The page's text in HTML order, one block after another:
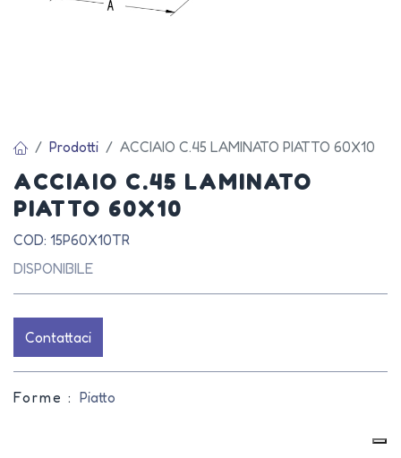
Prodotti ACCIAIO C.45 LAMINATO PIATTO 60X10
ACCIAIO C.45 LAMINATO
PIATTO 60X10
COD: 15P60X10TR
DISPONIBILE
Contattaci
Forme : Piatto